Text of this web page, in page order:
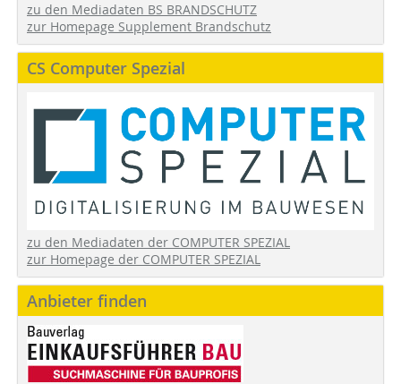
zu den Mediadaten BS BRANDSCHUTZ
zur Homepage Supplement Brandschutz
CS Computer Spezial
zu den Mediadaten der COMPUTER SPEZIAL
zur Homepage der COMPUTER SPEZIAL
Anbieter finden